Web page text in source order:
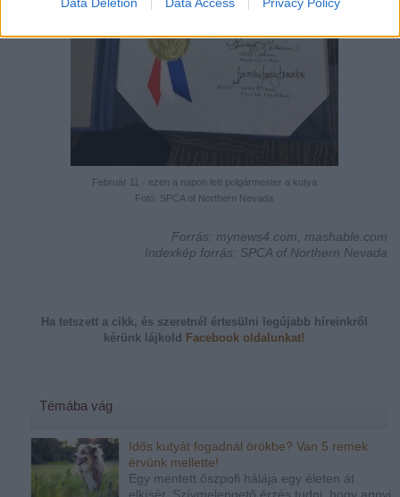
Február 11 - ezen a napon lett polgármester a kutya
Fotó: SPCA of Northern Nevada
Forrás: mynews4.com, mashable.com
Indexkép forrás: SPCA of Northern Nevada
Ha tetszett a cikk, és szeretnél értesülni legújabb híreinkről
kérünk lájkold Facebook oldalunkat!
Témába vág
Idős kutyát fogadnál örökbe? Van 5 remek
érvünk mellette!
Egy mentett őszpofi hálája egy életen át